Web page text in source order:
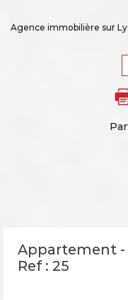
Agence immobilière sur
Appartement -
Ref : 25